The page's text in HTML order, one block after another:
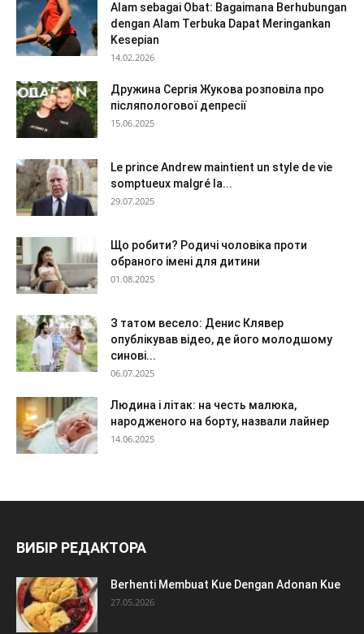
Alam sebagai Obat: Bagaimana Berhubungan
dengan Alam Terbuka Dapat Meringankan
Kesepian
14.02.2026
Дружина Сергія Жукова розповіла про
післяпологової депресії
15.06.2025
Le prince Andrew maintient un style de vie
somptueux malgré la...
29.07.2025
Що робити? Родичі чоловіка проти
обраного імені для дитини
01.08.2025
З татом весело: Денис Клявер
опублікував відео, де його молодшому
синові...
06.07.2025
Людина і літак: на честь малюка,
народженого на борту, назвали лайнер
14.06.2025
ВИБІР РЕДАКТОРА
Berhenti Membuat Kue Dengan Adonan Kue
27.05.2026